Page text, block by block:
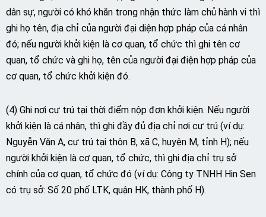
dân sự, người có khó khăn trong nhận thức làm chủ hành vi thì
ghi họ tên, địa chỉ của người đại diện hợp pháp của cá nhân
đó; nếu người khởi kiện là cơ quan, tổ chức thì ghi tên cơ
quan, tổ chức và ghi họ, tên của người đại điện hợp pháp của
cơ quan, tổ chức khởi kiện đó.
(4) Ghi nơi cư trú tại thời điểm nộp đơn khởi kiện. Nếu người
khởi kiện là cá nhân, thì ghi đầy đủ địa chỉ nơi cư trú (ví dụ:
Nguyễn Văn A, cư trú tại thôn B, xã C, huyện M, tỉnh H); nếu
người khởi kiện là cơ quan, tổ chức, thì ghi địa chỉ trụ sở
chính của cơ quan, tổ chức đó (ví dụ: Công ty TNHH Hin Sen
có trụ sở: Số 20 phố LTK, quận HK, thành phố H).